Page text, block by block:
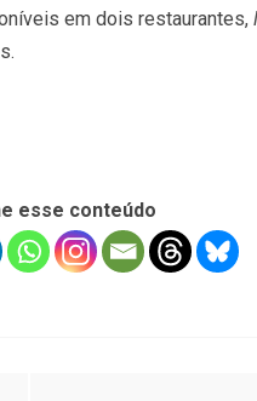
em dois restaurantes,
esse conteúdo